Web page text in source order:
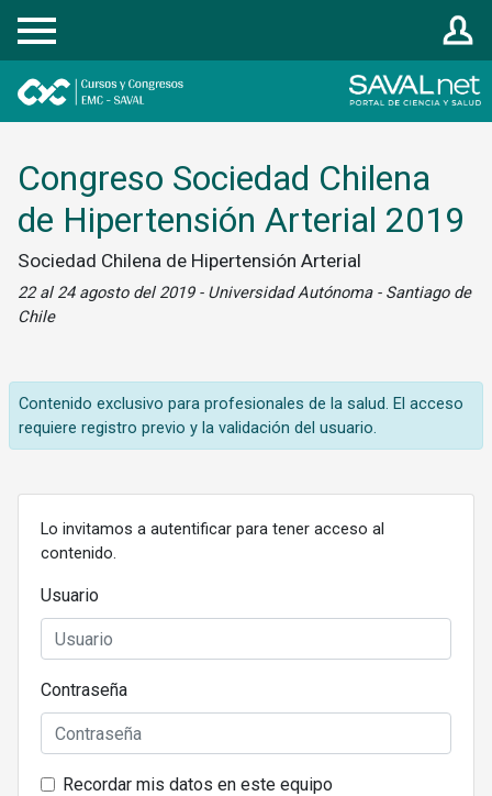
Registrarse
Congreso Sociedad Chilena
de Hipertensión Arterial 2019
Sociedad Chilena de Hipertensión Arterial
22 al 24 agosto del 2019 - Universidad Autónoma - Santiago de
Chile
Contenido exclusivo para profesionales de la salud. El acceso
requiere registro previo y la validación del usuario.
Lo invitamos a autentificar para tener acceso al
contenido.
Usuario
Contraseña
Recordar mis datos en este equipo